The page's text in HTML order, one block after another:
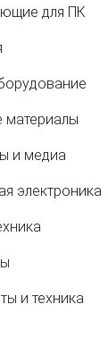
для ПК
материалы
и медиа
электроника
и техника